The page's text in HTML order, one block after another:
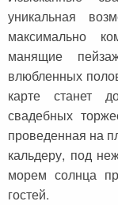
уникальная
максимально
манящие
влюбленных
карте станет
свадебных
проведенная на
кальдеру, под
морем солнца
гостей.